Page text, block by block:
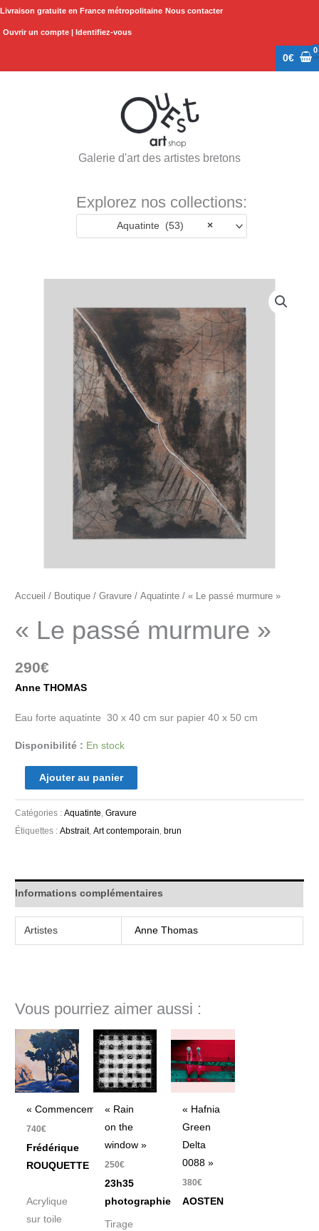
Aller
Livraison gratuite en France métropolitaine Nous contacter
Ouvrir un compte | Identifiez-vous
0€
Galerie d'art des artistes bretons
Explorez nos collections:
×
Aquatinte (53)
Accueil / Boutique /Gravure /Aquatinte / « Le passé murmure »
« Le passé murmure »
290€
Anne THOMAS
Eau forte aquatinte 30 x 40 cm sur papier 40 x 50 cm
Disponibilité : En stock
Ajouter au panier
Catégories :Aquatinte,Gravure
Étiquettes :Abstrait,Art contemporain, brun
Informations complémentaires
Artistes Anne Thomas
Vous pourriez aimer aussi :
« Commencement »
740€
Frédérique
ROUQUETTE
Acrylique
sur toile
« Rain
on the
window »
250€
23h35
photographie
Tirage
« Hafnia
Green
Delta
0088 »
380€
AOSTEN